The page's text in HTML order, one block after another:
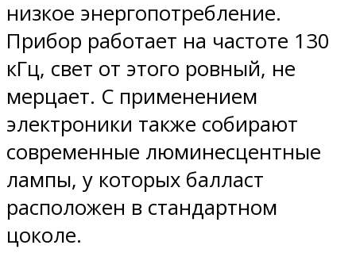
низкое энергопотребление.
Прибор работает на частоте 130
кГц, свет от этого ровный, не
мерцает. С применением
электроники также собирают
современные люминесцентные
лампы, у которых балласт
расположен в стандартном
цоколе.